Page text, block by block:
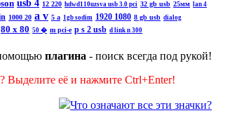
usb 4 12 220 hdwd110uzsva usb 3.0 pci 32 gb usb 25мм lan 4
1000 20 a v 5 a 1gb sodim 1920 1080 8 gb usb dialog
80 x 80 50 � m pci-e p s 2 usb d link n 300
плагина - поиск всегда под рукой!
Выделите её и нажмите Ctrl+Enter!
Что означают все эти значки?